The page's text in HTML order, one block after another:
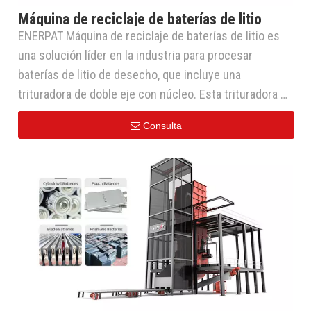
Máquina de reciclaje de baterías de litio
ENERPAT Máquina de reciclaje de baterías de litio es
una solución líder en la industria para procesar
baterías de litio de desecho, que incluye una
trituradora de doble eje con núcleo. Esta trituradora de
baterías de iones de litio se puede adaptar a varias
capacidades, lo que la hace flexible para diferentes
gama de baterías de litio, incluidas Litio ternario,
fosfato de litio y hierro, bolsa prismática, baterías
Blade y bolsas rayadas, que muestran su versatilidad..
Con una eficiencia de trituración de hasta 4 toneladas
por hora, mejora significativamente la velocidad de
procesamiento y optimiza la eficiencia de la
Consulta